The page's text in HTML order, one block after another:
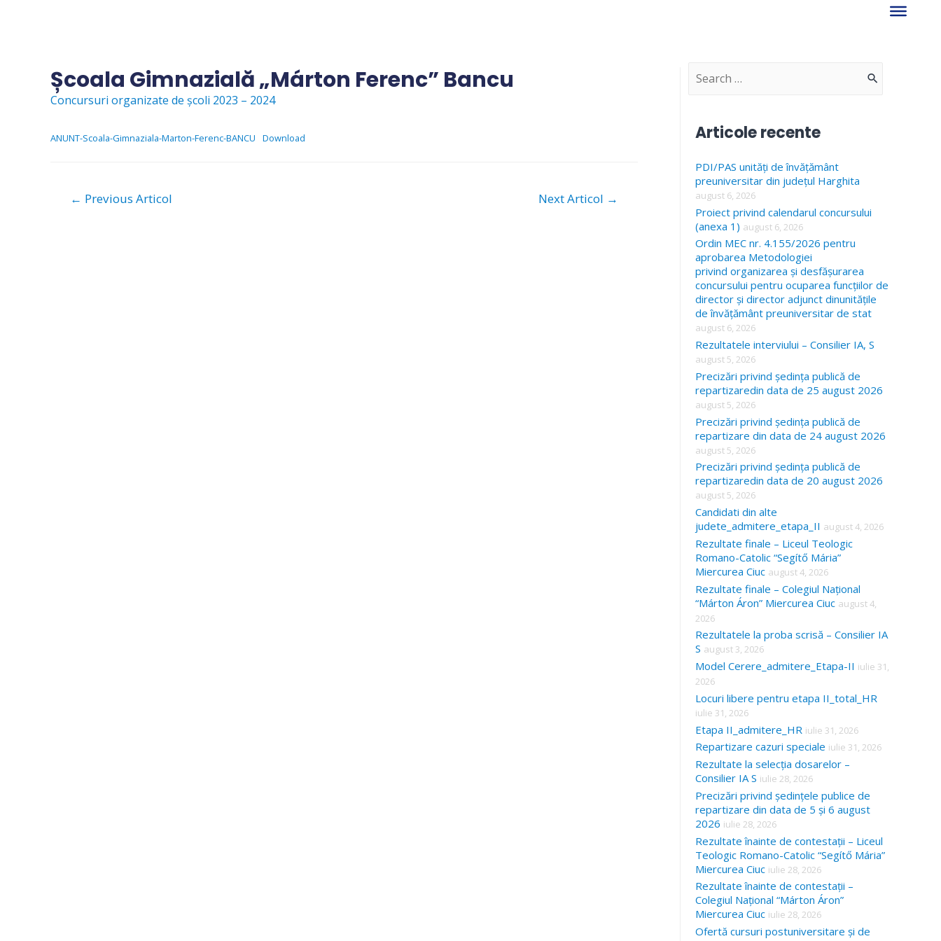
Școala Gimnazială „Márton Ferenc” Bancu
Concursuri organizate de școli 2023 – 2024
ANUNT-Scoala-Gimnaziala-Marton-Ferenc-BANCU Download
Navigare
← Previous Articol Next Articol →
S
c
h
f
o
r
:
Articole recente
PDI/PAS unități de învățământ
preuniversitar din județul Harghita
august 6, 2026
Proiect privind calendarul concursului
(anexa 1) august 6, 2026
Ordin MEC nr. 4.155/2026 pentru
aprobarea Metodologiei
privind organizarea și desfășurarea
concursului pentru ocuparea funcțiilor de
director și director adjunct dinunitățile
de învățământ preuniversitar de stat
august 6, 2026
Rezultatele interviului – Consilier IA, S
august 5, 2026
Precizări privind ședința publică de
repartizaredin data de 25 august 2026
august 5, 2026
Precizări privind ședința publică de
repartizare din data de 24 august 2026
august 5, 2026
Precizări privind ședința publică de
repartizaredin data de 20 august 2026
august 5, 2026
Candidati din alte
judete_admitere_etapa_II august 4, 2026
Rezultate finale – Liceul Teologic
Romano-Catolic “Segítő Mária”
Miercurea Ciuc august 4, 2026
Rezultate finale – Colegiul Național
“Márton Áron” Miercurea Ciuc august 4,
2026
Rezultatele la proba scrisă – Consilier IA
S august 3, 2026
Model Cerere_admitere_Etapa-II iulie 31,
2026
Locuri libere pentru etapa II_total_HR
iulie 31, 2026
Etapa II_admitere_HR iulie 31, 2026
Repartizare cazuri speciale iulie 31, 2026
Rezultate la selecția dosarelor –
Consilier IA S iulie 28, 2026
Precizări privind ședințele publice de
repartizare din data de 5 și 6 august
2026 iulie 28, 2026
Rezultate înainte de contestații – Liceul
Teologic Romano-Catolic “Segítő Mária”
Miercurea Ciuc iulie 28, 2026
Rezultate înainte de contestații –
Colegiul Național “Márton Áron”
Miercurea Ciuc iulie 28, 2026
Ofertă cursuri postuniversitare și de